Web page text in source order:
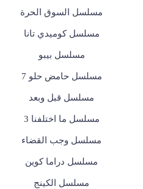
مسلسل السوق الحرة
مسلسل كوميدي تانا
مسلسل بيبو
مسلسل حامض حلو 7
مسلسل قبل وبعد
مسلسل ما اختلفنا 3
مسلسل وجب القضاء
مسلسل دراما كوين
مسلسل الكينج